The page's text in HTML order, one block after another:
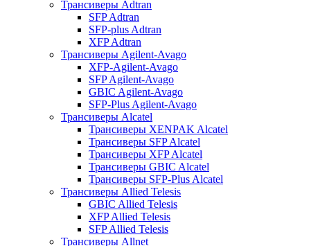
Трансиверы Adtran
SFP Adtran
SFP-plus Adtran
XFP Adtran
Трансиверы Agilent-Avago
XFP-Agilent-Avago
SFP Agilent-Avago
GBIC Agilent-Avago
SFP-Plus Agilent-Avago
Трансиверы Alcatel
Трансиверы XENPAK Alcatel
Трансиверы SFP Alcatel
Трансиверы XFP Alcatel
Трансиверы GBIC Alcatel
Трансиверы SFP-Plus Alcatel
Трансиверы Allied Telesis
GBIC Allied Telesis
XFP Allied Telesis
SFP Allied Telesis
Трансиверы Allnet